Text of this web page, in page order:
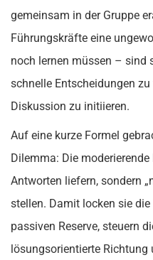
gemeinsam in der Gruppe
Führungskräfte eine
noch lernen müssen – sind
schnelle Entscheidungen
Diskussion zu initiieren.
Auf eine kurze Formel
Dilemma: Die moderierende
Antworten liefern, sondern
stellen. Damit locken sie
passiven Reserve, steuern
lösungsorientierte Richtung